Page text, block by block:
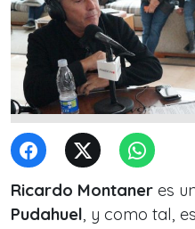
Ricardo Montaner es
Pudahuel, y como tal,